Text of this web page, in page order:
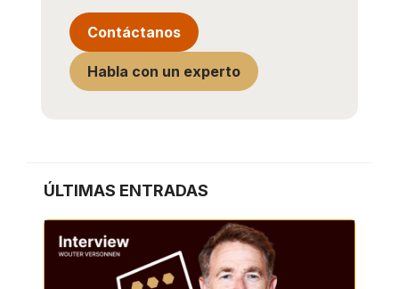
Contáctanos
Habla con un experto
ÚLTIMAS ENTRADAS